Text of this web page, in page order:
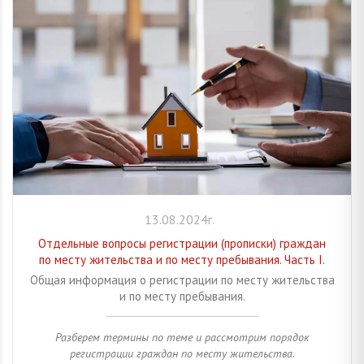
13.08.2024г.
Отдельные вопросы регистрации (прописки) граждан
по месту жительства и по месту пребывания. Часть I.
Общая информация о регистрации по месту жительства
и по месту пребывания.
Разберем термины по теме и рассмотрим порядок
регистрации граждан по месту жительства.